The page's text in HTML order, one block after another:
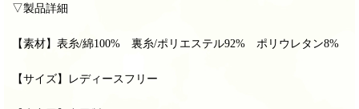
▽製品詳細
【素材】 表糸/綿100% 裏糸/ポリエステル92% ポリウレタン8%
【サイズ】 レディースフリー